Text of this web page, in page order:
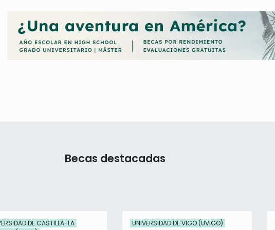
Becas destacadas
DE CASTILLA-LA
UNIVERSIDAD DE VIGO (UVIGO)